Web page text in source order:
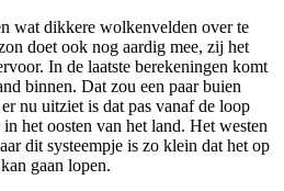
wat dikkere wolkenvelden over te
doet ook nog aardig mee, zij het
In de laatste berekeningen komt
binnen. Dat zou een paar buien
nu uitziet is dat pas vanaf de loop
het oosten van het land. Het westen
dit systeempje is zo klein dat het op
gaan lopen.